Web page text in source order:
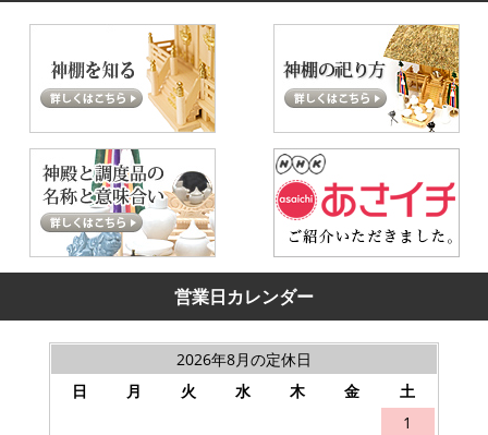
営業日カレンダー
2026年8月の定休日
日
月 火 水 木 金
土
1